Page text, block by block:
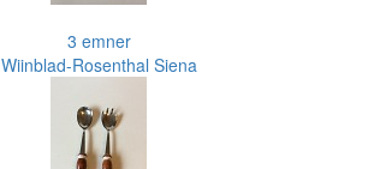
3 emner
Wiinblad-Rosenthal Siena